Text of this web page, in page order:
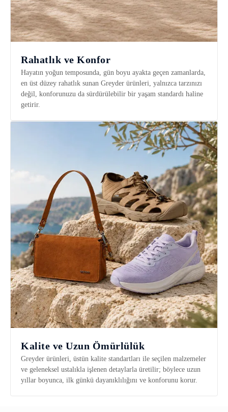
Rahatlık ve Konfor
Hayatın yoğun temposunda, gün boyu ayakta geçen zamanlarda,
en üst düzey rahatlık sunan Greyder ürünleri, yalnızca tarzınızı
değil, konforunuzu da sürdürülebilir bir yaşam standardı haline
getirir.
Kalite ve Uzun Ömürlülük
Greyder ürünleri, üstün kalite standartları ile seçilen malzemeler
ve geleneksel ustalıkla işlenen detaylarla üretilir; böylece uzun
yıllar boyunca, ilk günkü dayanıklılığını ve konforunu korur.